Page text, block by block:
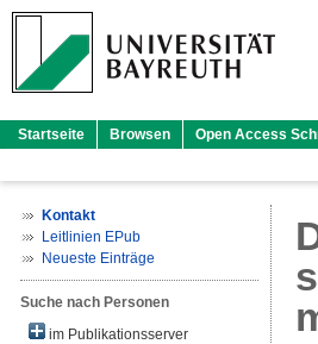
Startseite Browsen Open Access
Kontakt
Leitlinien EPub
Neueste Einträge
Suche nach Personen
im Publikationsserver